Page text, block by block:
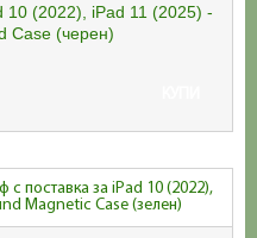
10 (2022), iPad 11 (2025) -
Case (черен)